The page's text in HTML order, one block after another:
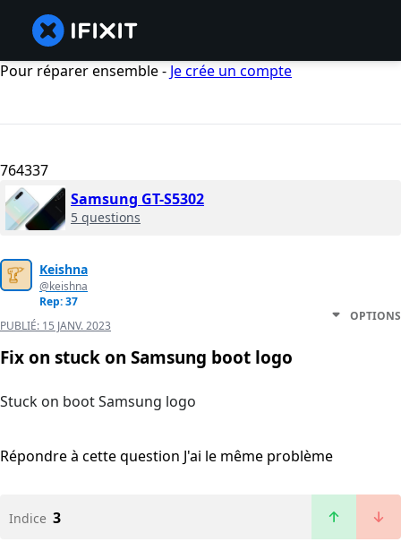
Pour réparer ensemble - Je crée un compte
764337
Samsung GT-S5302
5 questions
Keishna
@keishna
Rep: 37
PUBLIÉ: 15 JANV. 2023
OPTIONS
Fix on stuck on Samsung boot logo
Stuck on boot Samsung logo
Répondre à cette question J'ai le même problème
Indice 3